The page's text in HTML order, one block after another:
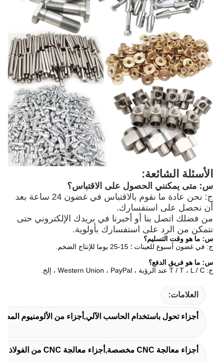
الأسئلة الشائعة:
س: متى يمكنني الحصول على الاقتباس؟
ج: نحن عادة ما نقوم بالاقتباس في غضون 24 ساعة بعد
أن نحصل على استفسارك.
من فضلك اتصل بنا أو أخبرنا في بريدك الإلكتروني حتى
نتمكن من الرد على استفسارك بأولوية.
س: ما هو وقت التسليم؟
ج: في غضون أسبوع للعينات ؛ 15-25 يوما للإنتاج الضخم.
س: ما هو فريق الدفع؟
ج: T / T ، L / C عند الرؤية ، Western Union ، PayPal ، إلخ.
العلامات:
أجزاء تحول باستخدام الحاسب الآلي,أجزاء من الألومنيوم
أجزاء معالجة CNC مخصصة,أجزاء معالجة CNC من الفولاذ المقاوم للصدأ,أجزاء للآلات الحاسوبية للصفائح من الألومنيوم